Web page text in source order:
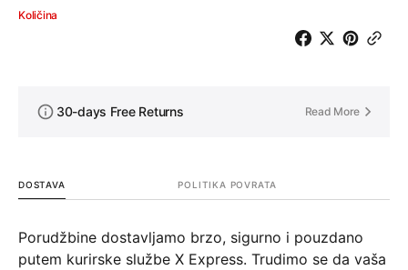
Količina
30-days Free Returns Read More
DOSTAVA POLITIKA POVRATA
Porudžbine dostavljamo brzo, sigurno i pouzdano
putem kurirske službe X Express. Trudimo se da vaša